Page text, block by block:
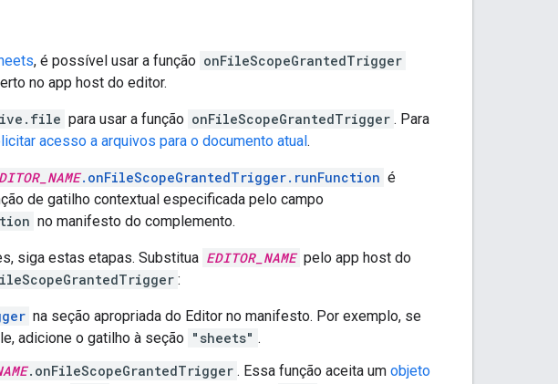
, é possível usar a função onFileScopeGrantedTrigger
no app host do editor.
para usar a função onFileScopeGrantedTrigger . Para
acesso a arquivos para o documento atual.
.onFileScopeGrantedTrigger.runFunction é
de gatilho contextual especificada pelo campo
no manifesto do complemento.
siga estas etapas. Substitua EDITOR_NAME pelo app host do
:
na seção apropriada do Editor no manifesto. Por exemplo, se
adicione o gatilho à seção "sheets" .
.onFileScopeGrantedTrigger . Essa função aceita um objeto